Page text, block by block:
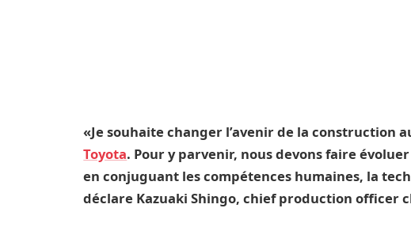
«Je souhaite changer l’avenir de la construction
Toyota. Pour y parvenir, nous devons faire
en conjuguant les compétences humaines, la
déclare Kazuaki Shingo, chief production officer